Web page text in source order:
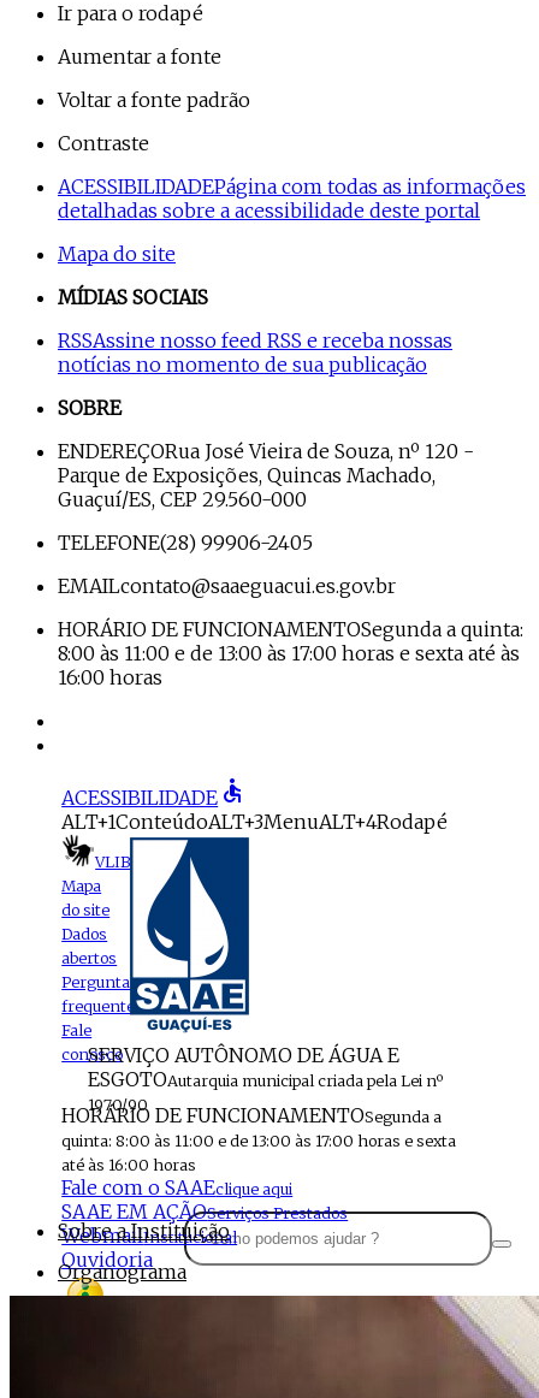
Ir para o rodapé
Aumentar a fonte
Voltar a fonte padrão
Contraste
ACESSIBILIDADEPágina com todas as informações
detalhadas sobre a acessibilidade deste portal
Mapa do site
MÍDIAS SOCIAIS
RSSAssine nosso feed RSS e receba nossas
notícias no momento de sua publicação
SOBRE
ENDEREÇORua José Vieira de Souza, nº 120 -
Parque de Exposições, Quincas Machado,
Guaçuí/ES, CEP 29.560-000
TELEFONE(28) 99906-2405
EMAILcontato@saaeguacui.es.gov.br
HORÁRIO DE FUNCIONAMENTOSegunda a quinta:
8:00 às 11:00 e de 13:00 às 17:00 horas e sexta até às
16:00 horas
ACESSIBILIDADE accessible
ALT+1ConteúdoALT+3MenuALT+4Rodapé
VLIBRAS
Mapa
do site
Dados
abertos
Perguntas
frequentes
Fale
conosco
SERVIÇO AUTÔNOMO DE ÁGUA E
ESGOTOAutarquia municipal criada pela Lei nº
1970/90
HORÁRIO DE FUNCIONAMENTOSegunda a
quinta: 8:00 às 11:00 e de 13:00 às 17:00 horas e sexta
até às 16:00 horas
Fale com o SAAEclique aqui
SAAE EM AÇÃOServiços Prestados
WebmailInstitucional
Ouvidoria
Sobre a Instituição
Organograma